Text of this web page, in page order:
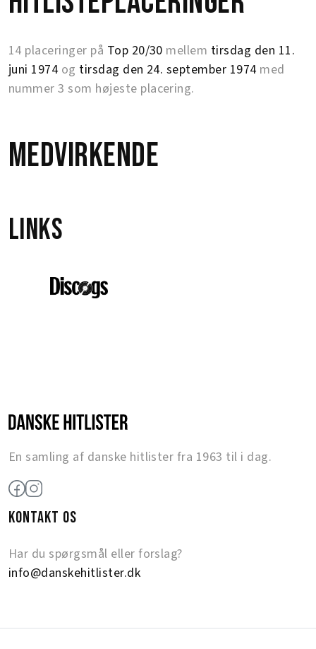
14 placeringer på Top 20/30 mellem tirsdag den 11.
juni 1974 og tirsdag den 24. september 1974 med
nummer 3 som højeste placering.
Medvirkende
Links
En samling af danske hitlister fra 1963 til i dag.
KONTAKT OS
Har du spørgsmål eller forslag?
info@danskehitlister.dk